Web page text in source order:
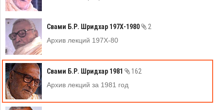
Свами Б.Р. Шридхар 197Х-1980
2
Архив лекций 197Х-80
Свами Б.Р. Шридхар 1981
162
Архив лекций за 1981 год